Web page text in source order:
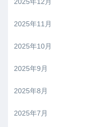
2025年11月
2025年10月
2025年9月
2025年8月
2025年7月